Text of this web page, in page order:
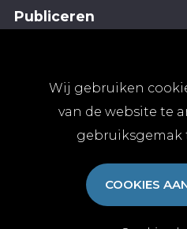
Wij gebruiken
van de website te
gebruiksgemak
COOKIES
Publiceren
Abonnementen
Algemene